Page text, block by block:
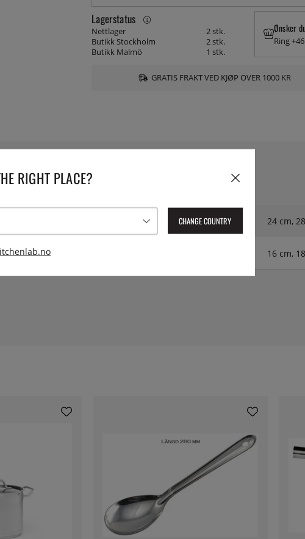
Lagerstatus
Nettlager
2 stk.
Butikk Stockholm
2 stk.
Butikk Malmö
1 stk.
Ønsker
Ring
GRATIS FRAKT VED KJØP OVER 1000 KR
Fungerer på
Diameter: 24 cm,
16 cm,
RIGHT PLACE?
CHANGE COUNTRY